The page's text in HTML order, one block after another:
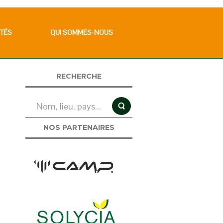
QUI SOMMES-NOUS
RECHERCHE
NOS PARTENAIRES